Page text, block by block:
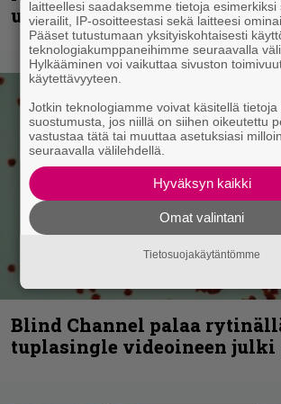
uudella videollaan
Blind Channel palaa
tuplasingle videoineen julki
laitteellesi saadaksemme tietoja esimerkiksi
vierailit, IP-osoitteestasi sekä laitteesi
Pääset tutustumaan yksityiskohtaisesti
teknologiakumppaneihimme seuraavalla
Hylkääminen voi vaikuttaa sivuston
käytettävyyteen.
Jotkin teknologiamme voivat käsitellä tietoja
suostumusta, jos niillä on siihen oikeutettu
vastustaa tätä tai muuttaa asetuksiasi
seuraavalla välilehdellä.
Hyväksyn kaikki
Omat valintani
Tietosuojakäytäntömme